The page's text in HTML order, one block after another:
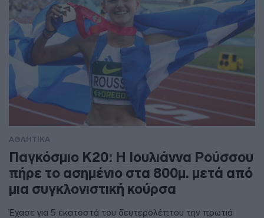
ΑΘΛΗΤΙΚΑ
Παγκόσμιο Κ20: Η Ιουλιάννα Ρούσσου
πήρε το ασημένιο στα 800μ. μετά από
μια συγκλονιστική κούρσα
Έχασε για 5 εκατοστά του δευτερολέπτου την πρωτιά